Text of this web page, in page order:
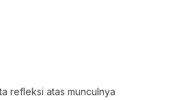
refleksi atas munculnya